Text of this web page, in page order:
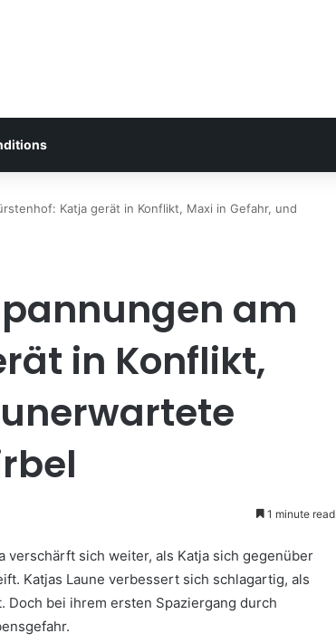
Katja gerät in Konflikt, Maxi in Gefahr, und
am
in Konflikt,
1 minute read
verschärft sich weiter, als Katja sich gegenüber
Katjas Laune verbessert sich schlagartig, als
bei ihrem ersten Spaziergang durch